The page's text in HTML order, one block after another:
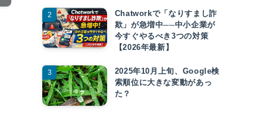
Chatworkで「なりすまし詐
欺」が急増中──中小企業が
今すぐやるべき3つの対策
【2026年最新】
2025年10月上旬、Google検
索順位に大きな変動があっ
た？